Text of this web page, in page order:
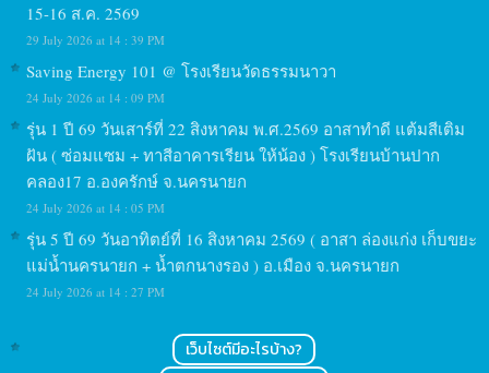
15-16 ส.ค. 2569
29 July 2026 at 14 : 39 PM
Saving Energy 101 @ โรงเรียนวัดธรรมนาวา
24 July 2026 at 14 : 09 PM
รุ่น 1 ปี 69 วันเสาร์ที่ 22 สิงหาคม พ.ศ.2569 อาสาทำดี แต้มสีเติม
ฝัน ( ซ่อมแซม + ทาสีอาคารเรียน ให้น้อง ) โรงเรียนบ้านปาก
คลอง17 อ.องครักษ์ จ.นครนายก
24 July 2026 at 14 : 05 PM
รุ่น 5 ปี 69 วันอาทิตย์ที่ 16 สิงหาคม 2569 ( อาสา ล่องแก่ง เก็บขยะ
แม่น้ำนครนายก + น้ำตกนางรอง ) อ.เมือง จ.นครนายก
24 July 2026 at 14 : 27 PM
เว็บไซต์มีอะไรบ้าง?